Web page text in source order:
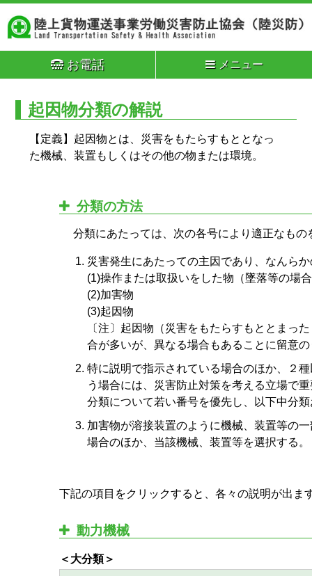
お電話 メニュー
起因物分類の解説
【定義】起因物とは、災害をもたらすもととなっ
た機械、装置もしくはその他の物または環境。
分類の方法
分類にあたっては、次の各号により適正なもの
災害発生にあたっての主因であり、なんら
(1)操作または取扱いをした物（墜落等の場
(2)加害物
(3)起因物
〔注〕起因物（災害をもたらすもととまっ
合が多いが、異なる場合もあることに留意
特に説明で指示されている場合のほか、２
う場合には、災害防止対策を考える立場で
分類について若い番号を優先し、以下中分
加害物が溶接装置のように機械、装置等の
場合のほか、当該機械、装置等を選択する。
下記の項目をクリックすると、各々の説明が出ま
動力機械
＜大分類＞